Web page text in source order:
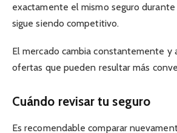
exactamente el mismo seguro durante
sigue siendo competitivo.
El mercado cambia constantemente y
ofertas que pueden resultar más
Cuándo revisar tu seguro
Es recomendable comparar